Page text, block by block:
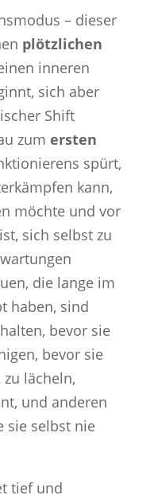
– dieser
plötzlichen
inneren
sich aber
Shift
zum ersten
spürt,
kann,
möchte und vor
sich selbst zu
die lange im
haben, sind
bevor sie
bevor sie
lächeln,
und anderen
sie selbst nie
tief und